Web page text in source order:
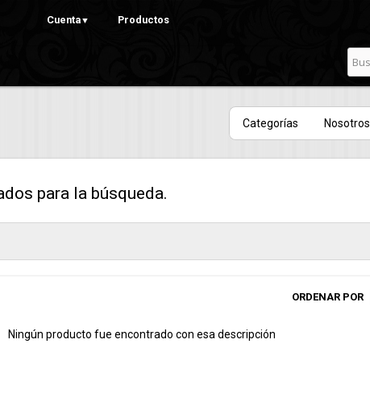
contenido
Cuenta▼ Productos
Categorías Nosotros
para la búsqueda.
ORDENAR POR
Ningún producto fue encontrado con esa descripción